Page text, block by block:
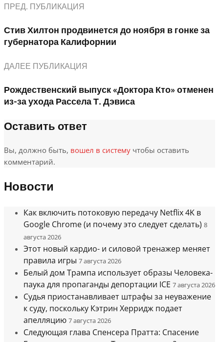
ПРЕД. ПУБЛИКАЦИЯ
Стив Хилтон продвинется до ноября в гонке за
губернатора Калифорнии
ДАЛЕЕ ПУБЛИКАЦИЯ
Рождественский выпуск «Доктора Кто» отменен
из-за ухода Рассела Т. Дэвиса
Оставить ответ
Вы, должно быть, вошел в систему чтобы оставить
комментарий.
Новости
Как включить потоковую передачу Netflix 4K в
Google Chrome (и почему это следует сделать) 8
августа 2026
Этот новый кардио- и силовой тренажер меняет
правила игры 7 августа 2026
Белый дом Трампа использует образы Человека-
паука для пропаганды депортации ICE 7 августа 2026
Судья приостанавливает штрафы за неуважение
к суду, поскольку Кэтрин Херридж подает
апелляцию 7 августа 2026
Следующая глава Спенсера Пратта: Спасение